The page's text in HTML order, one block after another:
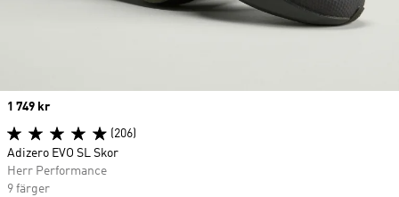
Price
1 749 kr
(206)
Adizero EVO SL Skor
Herr Performance
9 färger